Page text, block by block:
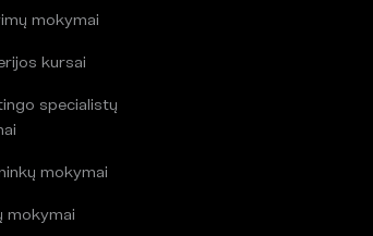
mokymai
kursai
specialistų
mokymai
mokymai